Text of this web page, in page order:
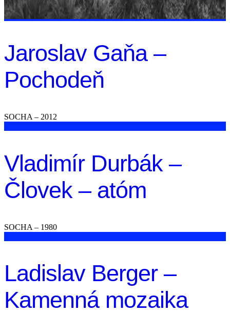
Jaroslav Gaňa –
Pochodeň
SOCHA – 2012
Vladimír Durbák –
Človek – atóm
SOCHA – 1980
Ladislav Berger –
Kamenná mozaika